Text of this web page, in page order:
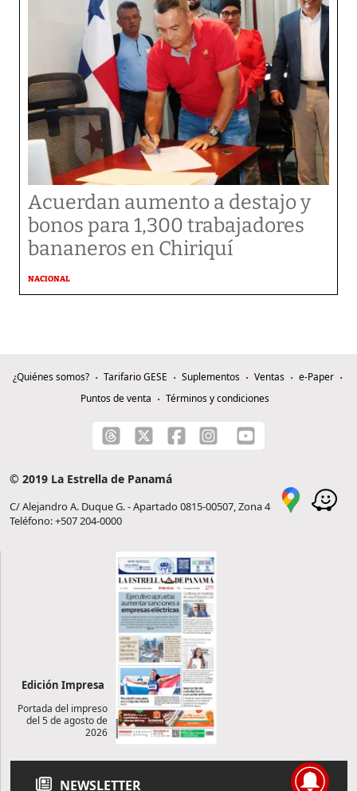
Acuerdan aumento a destajo y
bonos para 1,300 trabajadores
bananeros en Chiriquí
NACIONAL
¿Quiénes somos? Tarifario GESE Suplementos Ventas
e-Paper
Puntos de venta
Términos y condiciones
© 2019 La Estrella de Panamá
C/ Alejandro A. Duque G. - Apartado 0815-00507, Zona 4
Teléfono: +507 204-0000
Edición Impresa
Portada del impreso
del 5 de agosto de
2026
NEWSLETTER